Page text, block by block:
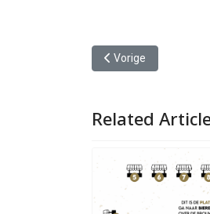
Vorig artikel: Biereloth
Vorige
Related